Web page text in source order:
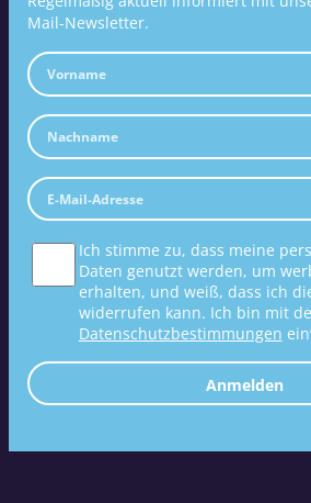
Mail-Newsletter.
Ich stimme zu, dass meine
Daten genutzt werden, um
erhalten, und weiß, dass ich
widerrufen kann. Ich bin mit
Datenschutzbestimmungen
Anmelden